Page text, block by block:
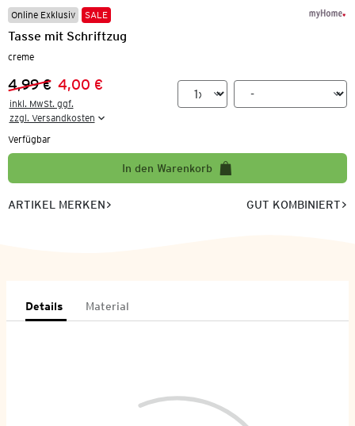
Online Exklusiv SALE
Tasse mit Schriftzug
creme
Vorheriger Preis:
4,99 €
Neuer Preis:
4,00 €
inkl. MwSt. ggf.
zzgl. Versandkosten
Verfügbar
In den Warenkorb
ARTIKEL MERKEN GUT KOMBINIERT
Details Material